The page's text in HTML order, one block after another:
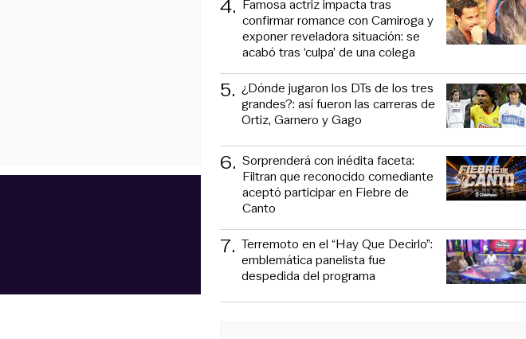
4. Famosa actriz impacta tras
confirmar romance con Camiroga y
exponer reveladora situación: se
acabó tras ‘culpa’ de una colega
5. ¿Dónde jugaron los DTs de los tres
grandes?: así fueron las carreras de
Ortiz, Garnero y Gago
6. Sorprenderá con inédita faceta:
Filtran que reconocido comediante
aceptó participar en Fiebre de
Canto
7. Terremoto en el “Hay Que Decirlo”:
emblemática panelista fue
despedida del programa